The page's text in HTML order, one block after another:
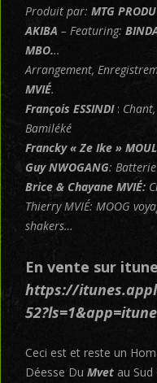
Produit par: MTG
AKIBA – Featuring:
MBO...
Arrangement,
MVIÉ.
François ESSINDI:
Bamiléké
Francky « Ze Ike »
Guy NWOGANG: Batterie
Brice & Chayane MVIÉ:
Thierry MVIÉ: MOOG
shakers…
En vente sur
https://
Ceci est et reste un
Déesse Du Mvet au